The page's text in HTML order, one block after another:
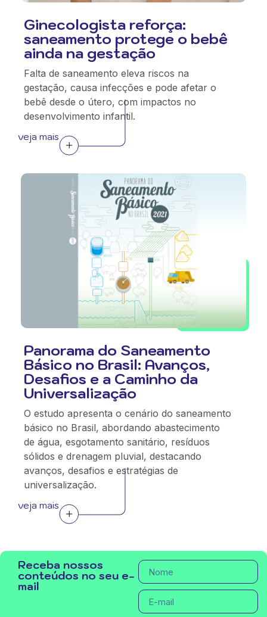
Ginecologista reforça:
saneamento protege o bebê
ainda na gestação
Falta de saneamento eleva riscos na
gestação, causa infecções e pode afetar o
bebê desde o útero, com impactos no
desenvolvimento infantil.
veja mais
Panorama do Saneamento
Básico no Brasil: Avanços,
Desafios e a Caminho da
Universalização
O estudo apresenta o cenário do saneamento
básico no Brasil, abordando abastecimento
de água, esgotamento sanitário, resíduos
sólidos e drenagem pluvial, destacando
avanços, desafios e estratégias de
universalização.
veja mais
Receba nossos
conteúdos no seu e-
mail